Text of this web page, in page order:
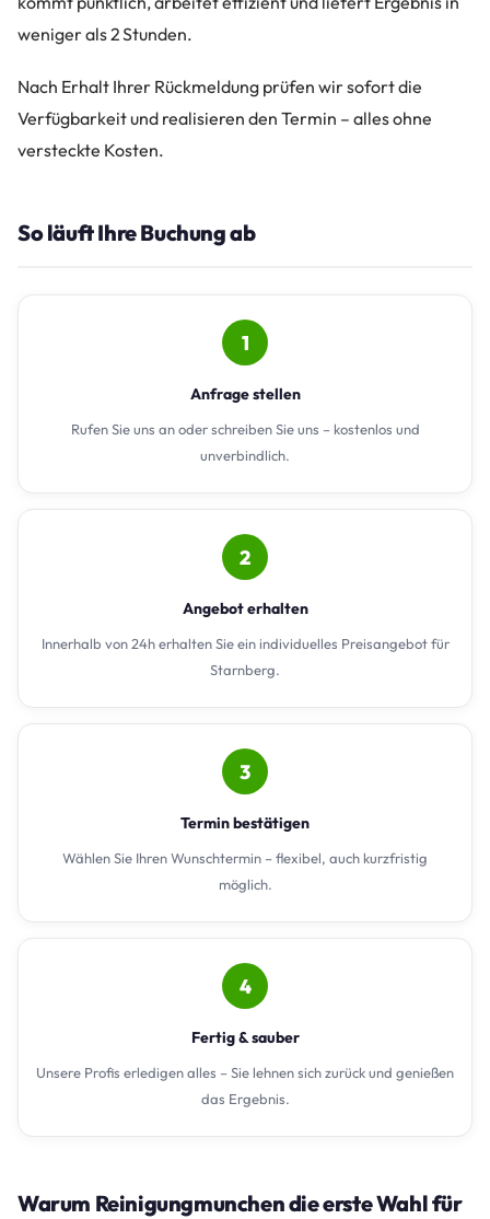
weniger als 2 Stunden.
Nach Erhalt Ihrer Rückmeldung prüfen wir sofort die
Verfügbarkeit und realisieren den Termin – alles ohne
versteckte Kosten.
So läuft Ihre Buchung ab
1
Anfrage stellen
Rufen Sie uns an oder schreiben Sie uns – kostenlos und
unverbindlich.
2
Angebot erhalten
Innerhalb von 24h erhalten Sie ein individuelles Preisangebot für
Starnberg.
3
Termin bestätigen
Wählen Sie Ihren Wunschtermin – flexibel, auch kurzfristig
möglich.
4
Fertig & sauber
Unsere Profis erledigen alles – Sie lehnen sich zurück und genießen
das Ergebnis.
Warum Reinigungmunchen die erste Wahl für